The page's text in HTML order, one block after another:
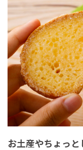
お土産やちょっと